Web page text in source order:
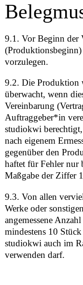
9.1. Vor Beginn der
vorzulegen.
9.2. Die
überwacht, wenn
Vereinbarung
Auftraggeber*in
studiokwi
nach eigenem
gegenüber den
haftet für Fehler nur
Maßgabe der Ziffer
9.3. Von allen
Werke oder
angemessene
mindestens 10
studiokwi auch im
verwenden darf.